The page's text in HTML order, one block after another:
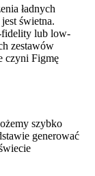
ładnych
świetna.
lub low-
zestawów
czyni Figmę
szybko
generować